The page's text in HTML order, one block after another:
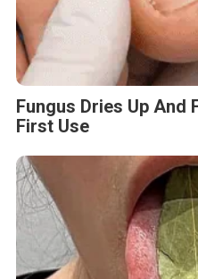
Fungus Dries Up And
First Use